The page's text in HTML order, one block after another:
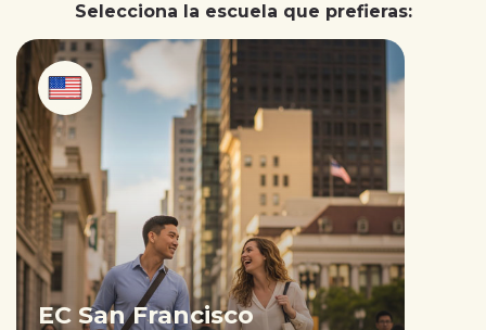
Selecciona la escuela que prefieras:
EC San Francisco